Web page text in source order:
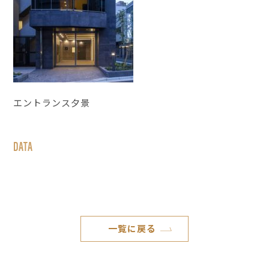
エントランス夕景
DATA
一覧に戻る